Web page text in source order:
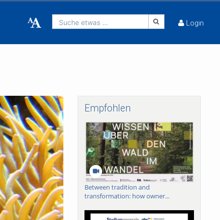
Suche etwas ... Login
Empfohlen
Between tradition and
transformation: how owner...